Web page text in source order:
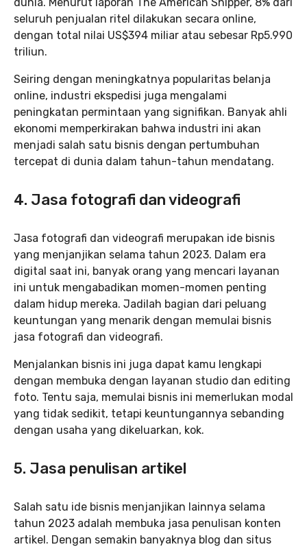
seluruh penjualan ritel dilakukan secara online,
dengan total nilai US$394 miliar atau sebesar Rp5.990
triliun.
Seiring dengan meningkatnya popularitas belanja
online, industri ekspedisi juga mengalami
peningkatan permintaan yang signifikan. Banyak ahli
ekonomi memperkirakan bahwa industri ini akan
menjadi salah satu bisnis dengan pertumbuhan
tercepat di dunia dalam tahun-tahun mendatang.
4. Jasa fotografi dan videografi
Jasa fotografi dan videografi merupakan ide bisnis
yang menjanjikan selama tahun 2023. Dalam era
digital saat ini, banyak orang yang mencari layanan
ini untuk mengabadikan momen-momen penting
dalam hidup mereka. Jadilah bagian dari peluang
keuntungan yang menarik dengan memulai bisnis
jasa fotografi dan videografi.
Menjalankan bisnis ini juga dapat kamu lengkapi
dengan membuka dengan layanan studio dan editing
foto. Tentu saja, memulai bisnis ini memerlukan modal
yang tidak sedikit, tetapi keuntungannya sebanding
dengan usaha yang dikeluarkan, kok.
5. Jasa penulisan artikel
Salah satu ide bisnis menjanjikan lainnya selama
tahun 2023 adalah membuka jasa penulisan konten
artikel. Dengan semakin banyaknya blog dan situs